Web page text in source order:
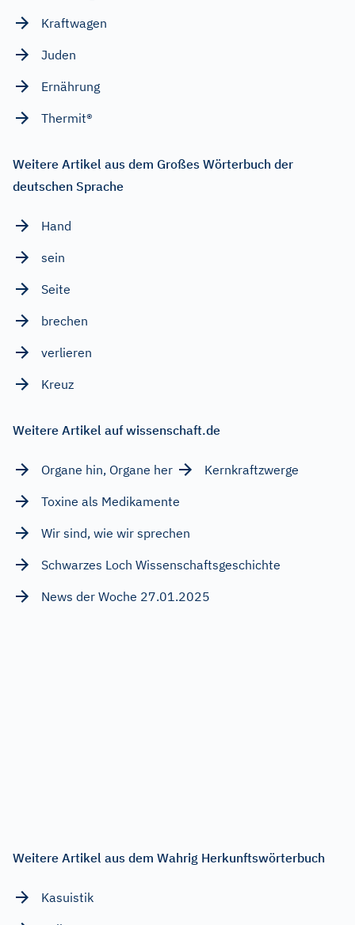
Kraftwagen
Juden
Ernährung
Thermit®
Weitere Artikel aus dem Großes Wörterbuch der
deutschen Sprache
Hand
sein
Seite
brechen
verlieren
Kreuz
Weitere Artikel auf wissenschaft.de
Organe hin, Organe her
Kernkraftzwerge
Toxine als Medikamente
Wir sind, wie wir sprechen
Schwarzes Loch Wissenschaftsgeschichte
News der Woche 27.01.2025
Weitere Artikel aus dem Wahrig Herkunftswörterbuch
Kasuistik